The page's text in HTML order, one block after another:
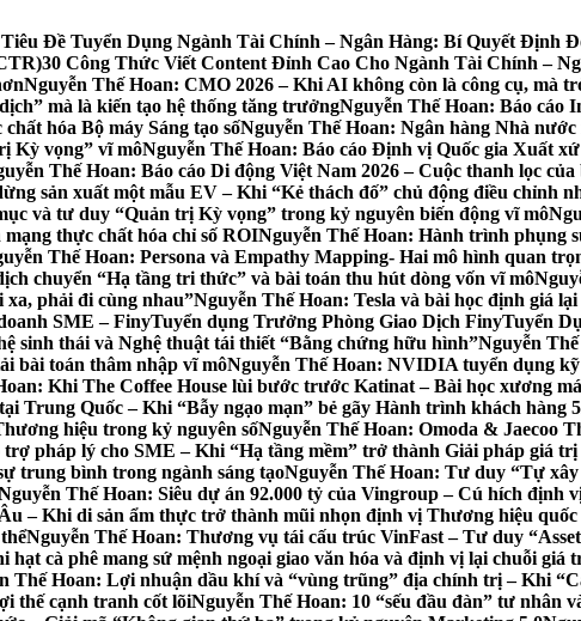
Đề Tuyển Dụng Ngành Tài Chính – Ngân Hàng: Bí Quyết Định
30 Công Thức Viết Content Đỉnh Cao Cho Ngành Tài Chính –
Nguyễn Thế Hoan: CMO 2026 – Khi AI không còn là công cụ, mà
mà là kiến tạo hệ thống tăng trưởngNguyễn Thế Hoan: Báo cáo
hóa Bộ máy Sáng tạo sốNguyễn Thế Hoan: Ngân hàng Nhà
Kỳ vọng” vĩ môNguyễn Thế Hoan: Báo cáo Định vị Quốc gia Xuất
Thế Hoan: Báo cáo Di động Việt Nam 2026 – Cuộc thanh lọc
sản xuất một mẫu EV – Khi “Kẻ thách đố” chủ động điều chỉnh
và tư duy “Quản trị Kỳ vọng” trong kỷ nguyên biến động vĩ mô
thực chất hóa chỉ số ROINguyễn Thế Hoan: Hành trình phụng
Thế Hoan: Persona và Empathy Mapping- Hai mô hình quan
chuyển “Hạ tầng tri thức” và bài toán thu hút dòng vốn vĩ mô
phải đi cùng nhau”Nguyễn Thế Hoan: Tesla và bài học định giá
SME – FinyTuyển dụng Trưởng Phòng Giao Dịch FinyTuyển
sinh thái và Nghệ thuật tái thiết “Bằng chứng hữu hình”Nguyễn
bài toán thâm nhập vĩ môNguyễn Thế Hoan: NVIDIA tuyển dụng
Khi The Coffee House lùi bước trước Katinat – Bài học xương
Trung Quốc – Khi “Bẫy ngạo mạn” bẻ gãy Hành trình khách
hiệu trong kỷ nguyên sốNguyễn Thế Hoan: Omoda & Jaecoo
pháp lý cho SME – Khi “Hạ tầng mềm” trở thành Giải pháp giá
trung bình trong ngành sáng tạoNguyễn Thế Hoan: Tư duy “Tự
Thế Hoan: Siêu dự án 92.000 tỷ của Vingroup – Cú hích
– Khi di sản ẩm thực trở thành mũi nhọn định vị Thương hiệu quốc
Nguyễn Thế Hoan: Thương vụ tái cấu trúc VinFast – Tư duy
hạt cà phê mang sứ mệnh ngoại giao văn hóa và định vị lại chuỗi giá
Thế Hoan: Lợi nhuận dầu khí và “vùng trũng” địa chính trị – Khi
thế cạnh tranh cốt lõiNguyễn Thế Hoan: 10 “sếu đầu đàn” tư nhân